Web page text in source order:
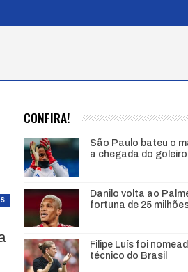
CONFIRA!
São Paulo bateu o
a chegada do
Danilo volta ao
fortuna de 25
Filipe Luís foi
técnico do Brasil